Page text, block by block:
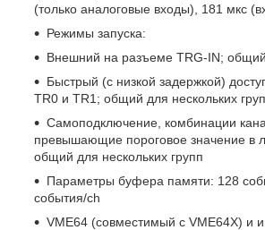
(только аналоговые входы), 181 мкс
Режимы запуска:
Внешний на разъеме TRG-IN; общий
Быстрый (с низкой задержкой)
TR0 и TR1; общий для нескольких
Самоподключение, комбинации
превышающие пороговое значение в
общий для нескольких групп
Параметры буфера памяти: 128
события/ch
VME64 (совместимый с VME64X) и